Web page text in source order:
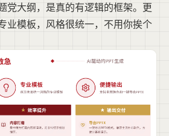
党大纲，是真的有逻辑的框架。更
业模板，风格很统一，不用你挨个